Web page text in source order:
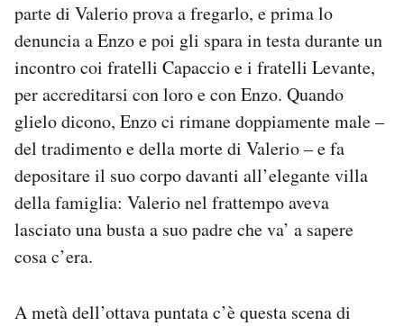
parte di Valerio prova a fregarlo, e prima lo
denuncia a Enzo e poi gli spara in testa durante un
incontro coi fratelli Capaccio e i fratelli Levante,
per accreditarsi con loro e con Enzo. Quando
glielo dicono, Enzo ci rimane doppiamente male –
del tradimento e della morte di Valerio – e fa
depositare il suo corpo davanti all’elegante villa
della famiglia: Valerio nel frattempo aveva
lasciato una busta a suo padre che va’ a sapere
cosa c’era.
A metà dell’ottava puntata c’è questa scena di